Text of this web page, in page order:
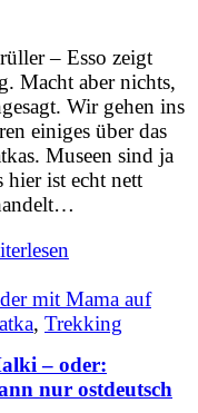
– Esso zeigt
Macht aber nichts,
Wir gehen ins
einiges über das
Museen sind ja
hier ist echt nett
mit Mama auf
, Trekking
– oder:
nur ostdeutsch